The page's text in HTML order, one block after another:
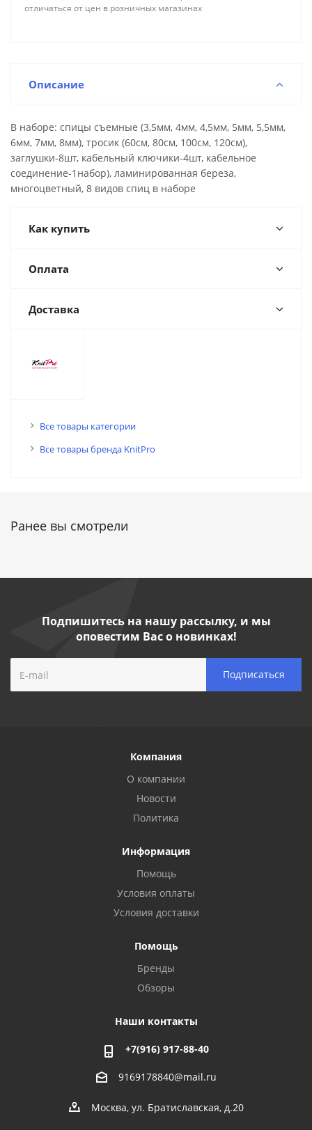
отличаться от цен в розничных магазинах
Описание
В наборе: спицы съемные (3,5мм, 4мм, 4,5мм, 5мм, 5,5мм,
6мм, 7мм, 8мм), тросик (60см, 80см, 100см, 120см),
заглушки-8шт, кабельный ключики-4шт, кабельное
соединение-1набор), ламинированная береза,
многоцветный, 8 видов спиц в наборе
Как купить
Оплата
Доставка
Все товары категории
Все товары бренда KnitPro
Ранее вы смотрели
Подпишитесь на нашу рассылку, и мы
оповестим Вас о новинках!
Компания
О компании
Новости
Политика
Информация
Помощь
Условия оплаты
Условия доставки
Помощь
Бренды
Обзоры
Наши контакты
+7(916) 917-88-40
9169178840@mail.ru
Москва, ул. Братиславская, д.20